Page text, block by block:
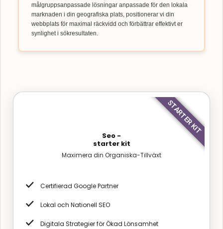
målgruppsanpassade lösningar anpassade för den lokala
marknaden i din geografiska plats, positionerar vi din
webbplats för maximal räckvidd och förbättrar effektivt er
synlighet i sökresultaten.
Seo -
starter kit
Maximera din Organiska-Tillväxt
Certifierad Google Partner
Lokal och Nationell SEO
Digitala Strategier för Ökad Lönsamhet
STARTER KIT